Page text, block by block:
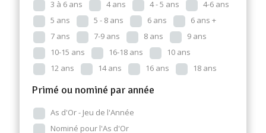
3 à 6 ans
4 ans 4 - 5 ans
4-6 ans
5 ans
5 - 8 ans 6 ans
6 ans +
7 ans
7-9 ans 8 ans
9 ans
10-15 ans
16-18 ans
10 ans
12 ans
14 ans 16 ans 18 ans
Primé ou nominé par année
As d'Or - Jeu de l'Année
Nominé pour l'As d'Or